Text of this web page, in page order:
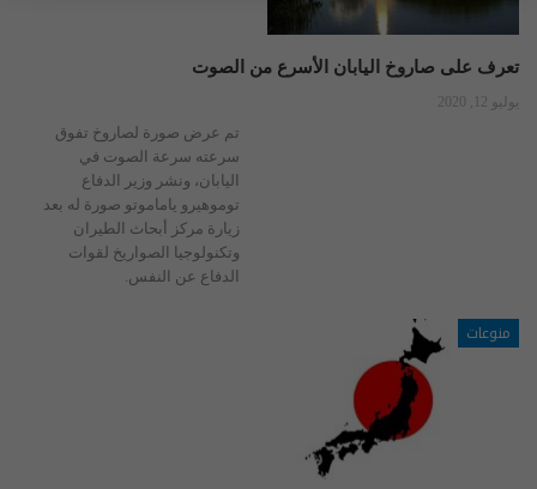
تعرف على صاروخ اليابان الأسرع من الصوت
يوليو 12, 2020
تم عرض صورة لصاروخ تفوق
سرعته سرعة الصوت في
اليابان، ونشر وزير الدفاع
توموهيرو ياماموتو صورة له بعد
زيارة مركز أبحاث الطيران
وتكنولوجيا الصواريخ لقوات
الدفاع عن النفس.
منوعات